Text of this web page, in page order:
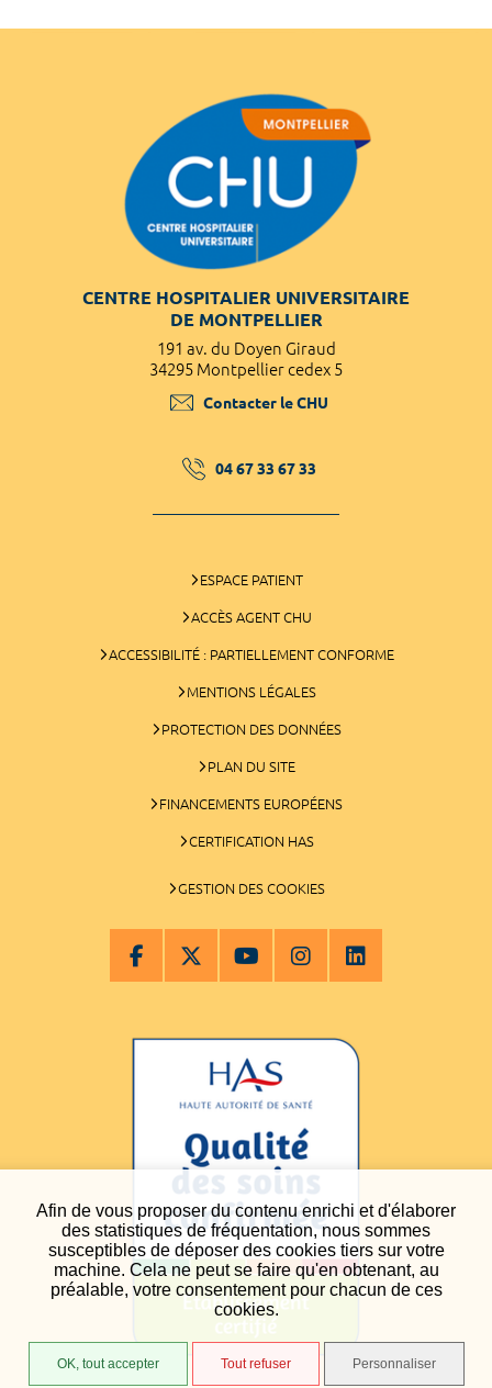
Afin de vous proposer du contenu enrichi et d'élaborer
des statistiques de fréquentation, nous sommes
susceptibles de déposer des cookies tiers sur votre
machine. Cela ne peut se faire qu'en obtenant, au
préalable, votre consentement pour chacun de ces
cookies.
OK, tout accepter Tout refuser Personnaliser
CENTRE HOSPITALIER UNIVERSITAIRE
DE MONTPELLIER
191 av. du Doyen Giraud
34295 Montpellier cedex 5
Contacter le CHU
04 67 33 67 33
ESPACE PATIENT
ACCÈS AGENT CHU
ACCESSIBILITÉ : PARTIELLEMENT CONFORME
MENTIONS LÉGALES
PROTECTION DES DONNÉES
PLAN DU SITE
FINANCEMENTS EUROPÉENS
CERTIFICATION HAS
GESTION DES COOKIES